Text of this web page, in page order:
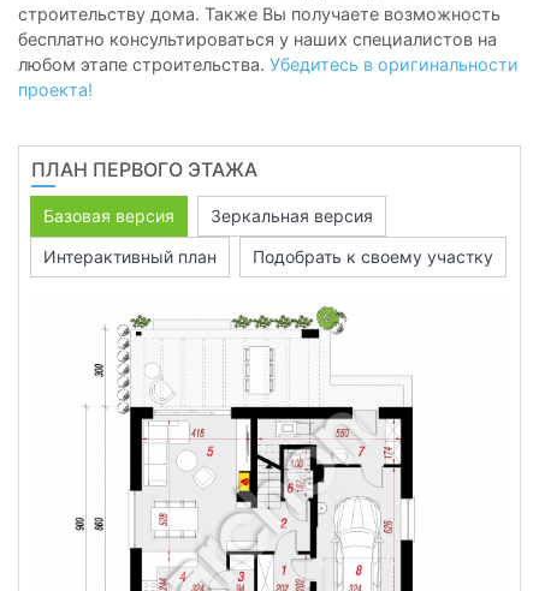
строительству дома. Также Вы получаете возможность
бесплатно консультироваться у наших специалистов на
любом этапе строительства. Убедитесь в оригинальности
проекта!
ПЛАН ПЕРВОГО ЭТАЖА
Базовая версия
Зеркальная версия
Интерактивный план
Подобрать к своему участку